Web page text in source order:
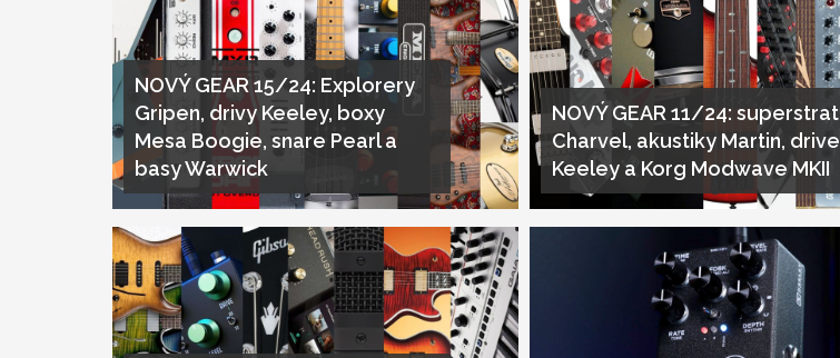
NOVÝ GEAR 15/24: Explorery
Gripen, drivy Keeley, boxy
Mesa Boogie, snare Pearl a
basy Warwick
NOVÝ GEAR 11/24: superstrat
Charvel, akustiky Martin, drive
Keeley a Korg Modwave MKII